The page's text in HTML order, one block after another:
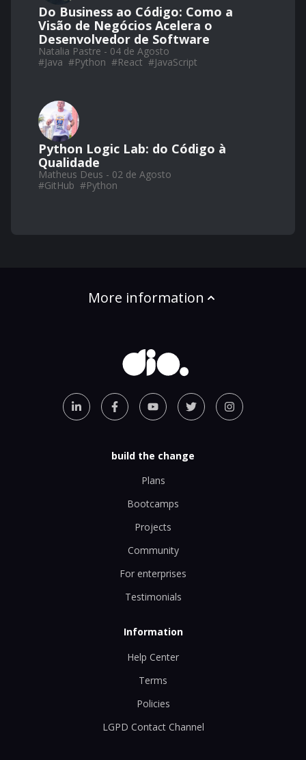
Do Business ao Código: Como a
Visão de Negócios Acelera o
Desenvolvedor de Software
Natalia Pastre - 04 de Agosto
#Java #Python #React #JavaScript
Python Logic Lab: do Código à
Qualidade
Matheus Deus - 02 de Agosto
#GitHub #Python
More information
build the change
Plans
Bootcamps
Projects
Community
For enterprises
Testimonials
Information
Help Center
Terms
Policies
LGPD Contact Channel